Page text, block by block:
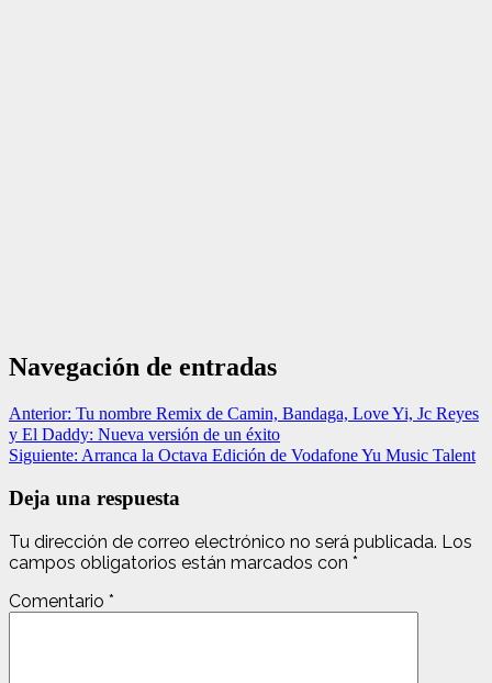
Navegación de entradas
Anterior: Tu nombre Remix de Camin, Bandaga, Love Yi, Jc Reyes
y El Daddy: Nueva versión de un éxito
Siguiente: Arranca la Octava Edición de Vodafone Yu Music Talent
Deja una respuesta
Tu dirección de correo electrónico no será publicada. Los
campos obligatorios están marcados con *
Comentario *